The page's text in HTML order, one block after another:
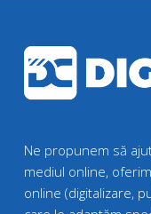
Ne propunem să
mediul online,
online (digitalizare,